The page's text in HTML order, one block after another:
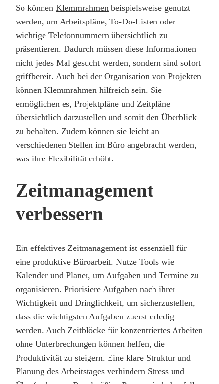
So können Klemmrahmen beispielsweise genutzt
werden, um Arbeitspläne, To-Do-Listen oder
wichtige Telefonnummern übersichtlich zu
präsentieren. Dadurch müssen diese Informationen
nicht jedes Mal gesucht werden, sondern sind sofort
griffbereit. Auch bei der Organisation von Projekten
können Klemmrahmen hilfreich sein. Sie
ermöglichen es, Projektpläne und Zeitpläne
übersichtlich darzustellen und somit den Überblick
zu behalten. Zudem können sie leicht an
verschiedenen Stellen im Büro angebracht werden,
was ihre Flexibilität erhöht.
Zeitmanagement
verbessern
Ein effektives Zeitmanagement ist essenziell für
eine produktive Büroarbeit. Nutze Tools wie
Kalender und Planer, um Aufgaben und Termine zu
organisieren. Priorisiere Aufgaben nach ihrer
Wichtigkeit und Dringlichkeit, um sicherzustellen,
dass die wichtigsten Aufgaben zuerst erledigt
werden. Auch Zeitblöcke für konzentriertes Arbeiten
ohne Unterbrechungen können helfen, die
Produktivität zu steigern. Eine klare Struktur und
Planung des Arbeitstages verhindern Stress und